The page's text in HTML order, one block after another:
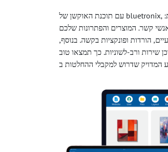
עם תוכנת האוקשן של bluetronix, תוכלו להציג את העסק שלכם בצורה משכנעת:
קשר. המוצרים והפתרונות שלכם
הורדות ופונקציות בקשה. בנוסף,
שירות ורב-לשוניות. כך תמצאו טוב